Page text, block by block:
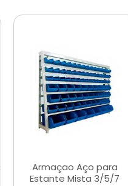
Armaçao Aço para
Estante Mista 3/5/7